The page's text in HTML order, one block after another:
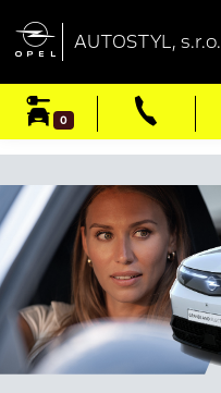
 AUTOSTYL, s.r.o.
0